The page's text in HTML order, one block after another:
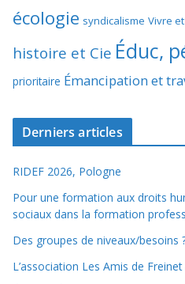
écologie syndicalisme Vivre
histoire et Cie Éduc,
prioritaire Émancipation et
Derniers articles
RIDEF 2026, Pologne
Pour une formation aux droits
sociaux dans la formation
Des groupes de niveaux/besoins
L’association Les Amis de